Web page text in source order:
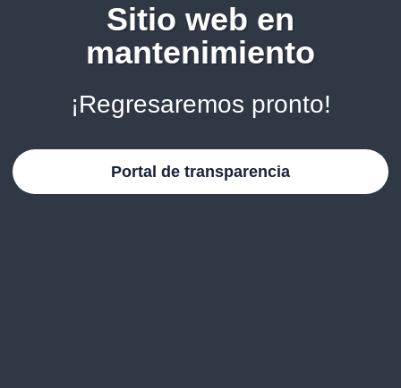
Sitio web en
mantenimiento
¡Regresaremos pronto!
Portal de transparencia